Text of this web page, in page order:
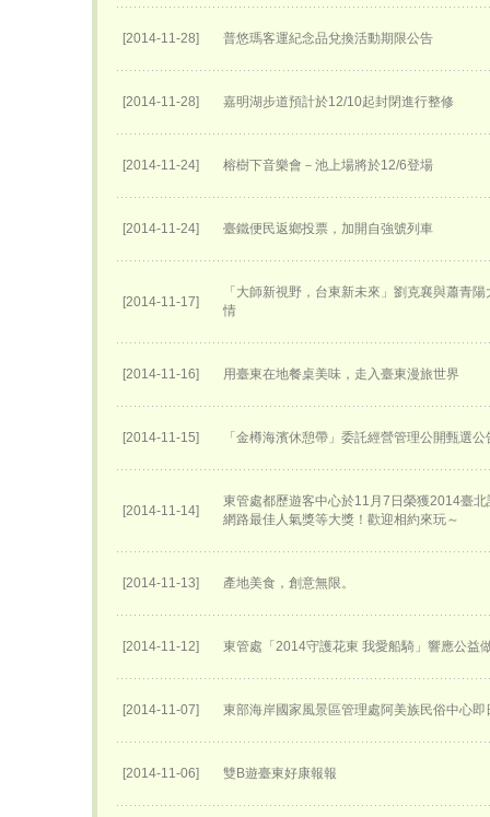
[2014-11-28] 普悠瑪客運紀念品兌換活動期限公告
[2014-11-28] 嘉明湖步道預計於12/10起封閉進行整修
[2014-11-24] 榕樹下音樂會－池上場將於12/6登場
[2014-11-24] 臺鐵便民返鄉投票，加開自強號列車
[2014-11-17]
「大師新視野，台東新未來」劉克襄與蕭青
情
[2014-11-16] 用臺東在地餐桌美味，走入臺東漫旅世界
[2014-11-15] 「金樽海濱休憩帶」委託經營管理公開甄選公
[2014-11-14]
東管處都歷遊客中心於11月7日榮獲2014臺
網路最佳人氣獎等大獎！歡迎相約來玩～
[2014-11-13] 產地美食，創意無限。
[2014-11-12] 東管處「2014守護花東 我愛船騎」響應公益
[2014-11-07] 東部海岸國家風景區管理處阿美族民俗中心
[2014-11-06] 雙B遊臺東好康報報